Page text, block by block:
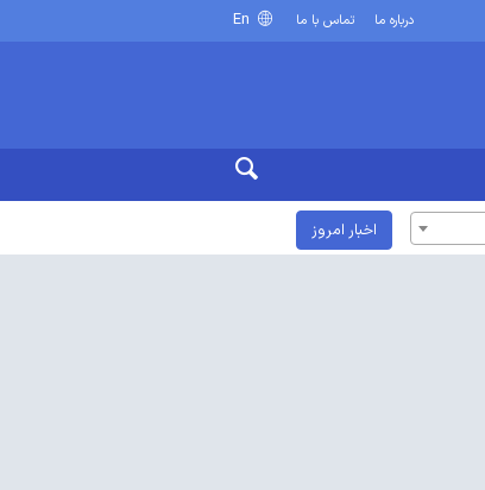
درباره ما تماس با ما
اخبار امروز